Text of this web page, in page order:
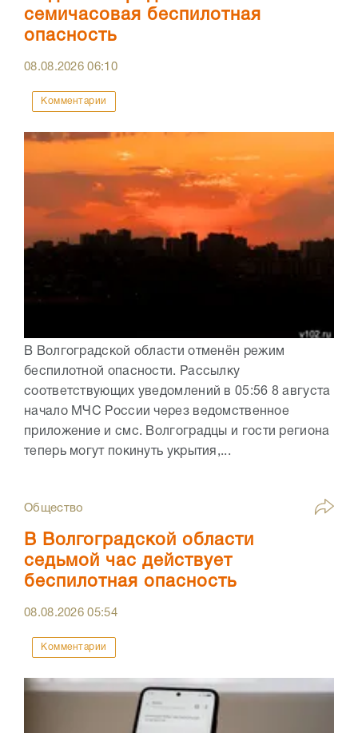
семичасовая беспилотная
опасность
08.08.202606:10
Комментарии
В Волгоградской области отменён режим
беспилотной опасности. Рассылку
соответствующих уведомлений в 05:56 8 августа
начало МЧС России через ведомственное
приложение и смс. Волгоградцы и гости региона
теперь могут покинуть укрытия,...
Общество
В Волгоградской области
седьмой час действует
беспилотная опасность
08.08.202605:54
Комментарии